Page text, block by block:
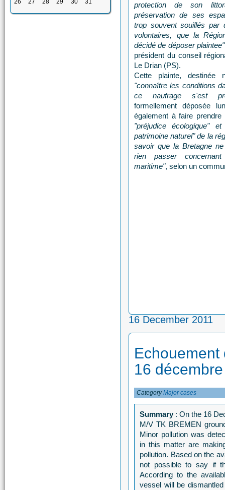
26
27 28 29 30 31
protection de son
préservation de ses
trop souvent souillés par
volontaires, que la
décidé de déposer plaintee"
président du conseil
Le Drian (PS).
Cette plainte, destinée
"connaître les conditions
ce naufrage s'est
formellement déposée
également à faire
"préjudice écologique"
patrimoine naturel" de la
savoir que la Bretagne
rien passer
maritime", selon un
16 December 2011
Echouement
16
CategoryMajor cases
Summary: On the 16
M/V TK BREMEN
Minor pollution was
in this matter are
pollution. Based on the
not possible to say if
According to the
vessel will be